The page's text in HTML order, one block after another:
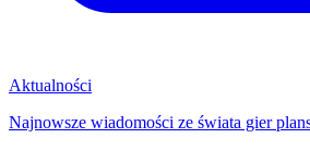
Aktualności
Najnowsze wiadomości ze świata gier